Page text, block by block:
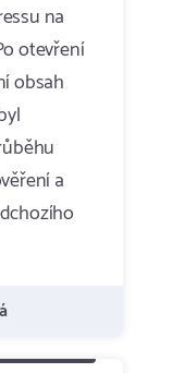
na
otevření
obsah
a